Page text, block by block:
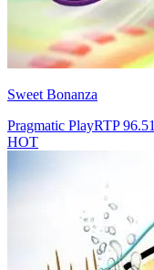
Sweet Bonanza
Pragmatic PlayRTP96.51
HOT